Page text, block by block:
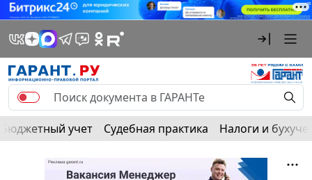
Бюджетный учет Судебная практика Налоги и